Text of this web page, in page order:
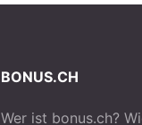
BONUS.CH
Wer ist bonus.ch?